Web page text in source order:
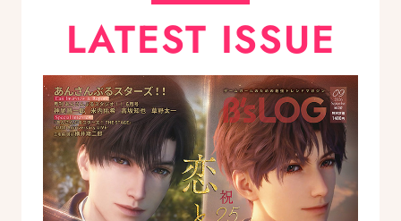
LATEST ISSUE